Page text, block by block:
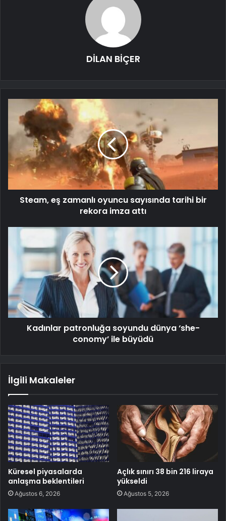
DİLAN BİÇER
Steam, eş zamanlı oyuncu sayısında tarihi bir
rekora imza attı
Kadınlar patronluğa soyundu dünya ‘she-
conomy’ ile büyüdü
İlgili Makaleler
Küresel piyasalarda
anlaşma beklentileri
Ağustos 6, 2026
Açlık sınırı 38 bin 216 liraya
yükseldi
Ağustos 5, 2026